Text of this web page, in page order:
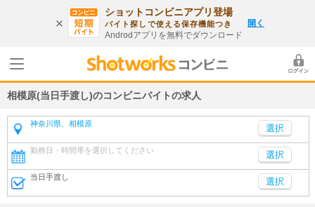
ショットコンビニアプリ登場
バイト探しで使える保存機能つき
Androdアプリを無料でダウンロード
開く
相模原(当日手渡し)のコンビニバイトの求人
神奈川県、相模原
勤務日・時間帯を選択してください 選択
当日手渡し 選択